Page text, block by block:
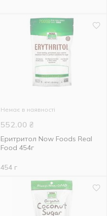
Немає в наявності
552.00 ₴
Еритритол Now Foods Real
Food 454г
454 г